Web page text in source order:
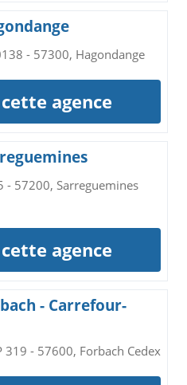
- 57300, Hagondange
agence
- 57200, Sarreguemines
agence
- Carrefour-
319 - 57600, Forbach Cedex